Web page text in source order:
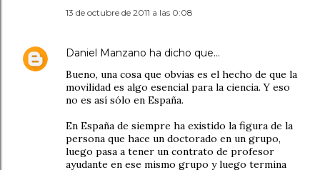
13 de octubre de 2011 a las 0:08
Daniel Manzano ha dicho que…
Bueno, una cosa que obvias es el hecho de que la
movilidad es algo esencial para la ciencia. Y eso
no es así sólo en España.
En España de siempre ha existido la figura de la
persona que hace un doctorado en un grupo,
luego pasa a tener un contrato de profesor
ayudante en ese mismo grupo y luego termina